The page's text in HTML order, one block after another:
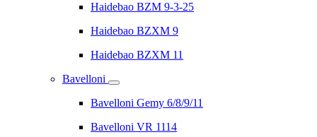
Haidebao BZM 9-3-25
Haidebao BZXM 9
Haidebao BZXM 11
Bavelloni
Bavelloni Gemy 6/8/9/11
Bavelloni VR 1114